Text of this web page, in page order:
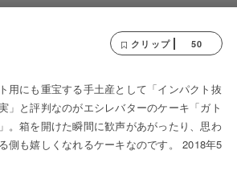
クリップ 50
用にも重宝する手土産として「インパクト抜
」と評判なのがエシレバターのケーキ「ガト
。箱を開けた瞬間に歓声があがったり、思わ
側も嬉しくなれるケーキなのです。 2018年5